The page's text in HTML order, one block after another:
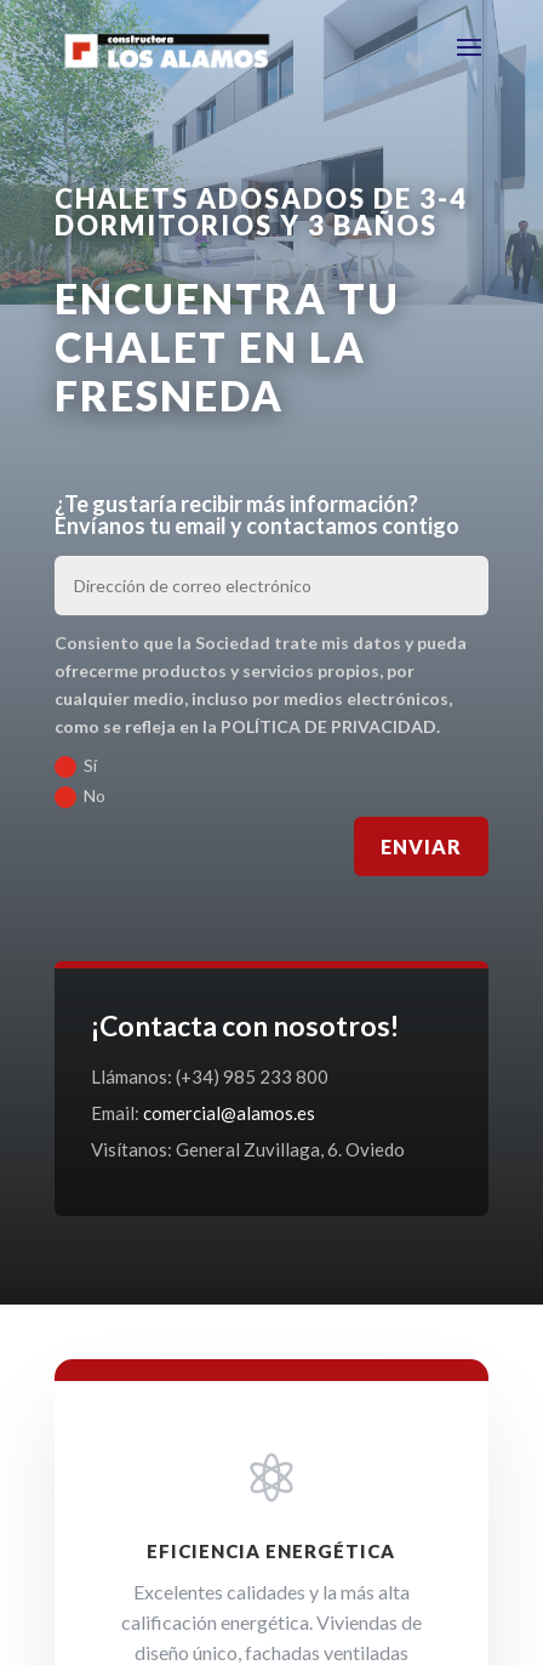
CHALETS ADOSADOS DE 3-4
DORMITORIOS Y 3 BAÑOS
ENCUENTRA TU
CHALET EN LA
FRESNEDA
¿Te gustaría recibir más información?
Envíanos tu email y contactamos contigo
Consiento que la Sociedad trate mis datos y pueda
ofrecerme productos y servicios propios, por
cualquier medio, incluso por medios electrónicos,
como se refleja en la POLÍTICA DE PRIVACIDAD.
Sí
No
ENVIAR
¡Contacta con nosotros!
Llámanos: (+34) 985 233 800
Email: comercial@alamos.es
Visítanos: General Zuvillaga, 6. Oviedo

EFICIENCIA ENERGÉTICA
Excelentes calidades y la más alta
calificación energética. Viviendas de
diseño único, fachadas ventiladas